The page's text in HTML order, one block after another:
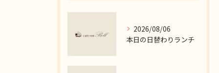
2026/08/06
本日の日替わりランチ